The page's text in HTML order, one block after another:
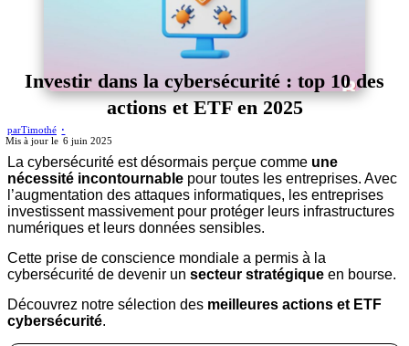
Investir dans la cybersécurité : top 10 des
actions et ETF en 2025
parTimothé
6 juin 2025
La cybersécurité est désormais perçue comme une
nécessité incontournable pour toutes les entreprises. Avec
l’augmentation des attaques informatiques, les entreprises
investissent massivement pour protéger leurs infrastructures
numériques et leurs données sensibles.
Cette prise de conscience mondiale a permis à la
cybersécurité de devenir un secteur stratégique en bourse.
Découvrez notre sélection des meilleures actions et ETF
cybersécurité.